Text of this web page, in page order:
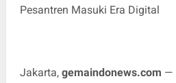
Pesantren Masuki Era Digital
Jakarta, gemaindonews.com —